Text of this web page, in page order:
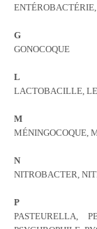
G
GONOCOQUE
L
LACTOBACILLE,
M
MÉNINGOCOQUE,
N
NITROBACTER,
P
PASTEURELLA,